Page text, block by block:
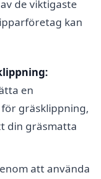
de viktigaste
kan
en
gräsklippning,
din gräsmatta
att använda